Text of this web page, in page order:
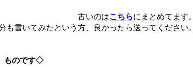
古いのはこちらにまとめてます。
も書いてみたという方、良かったら送ってください。
ものです◇